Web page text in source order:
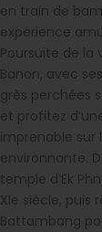
en train de
expérience
Poursuite de la
Banon, avec
grès perchées
et profitez
imprenable sur
environnante.
temple d’Ek
XIe siècle, puis
Battambang